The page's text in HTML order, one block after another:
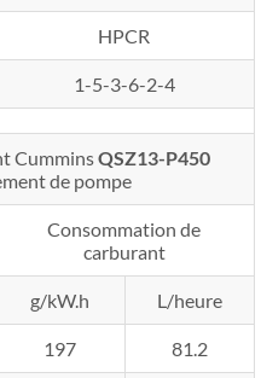
HPCR
1-5-3-6-2-4
CumminsQSZ13-P450
de pompe
Consommation de
carburant
g/kW.h L/heure
197 81.2